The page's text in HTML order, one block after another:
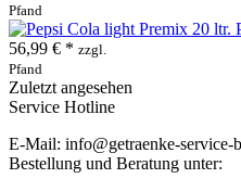
Pfand
56,99 € * zzgl.
Pfand
Zuletzt angesehen
Service Hotline
E-Mail: info@getraenke-service-
Bestellung und Beratung unter: